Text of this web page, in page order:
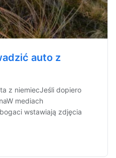
auto z
z niemiecJeśli dopiero
mediach
wstawiają zdjęcia